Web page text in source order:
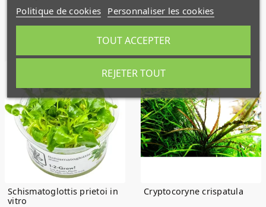
Produits similaires
Schismatoglottis prietoi in
vitro
Cryptocoryne crispatula
Politique de cookies Personnaliser les cookies
REJETER TOUT
TOUT ACCEPTER